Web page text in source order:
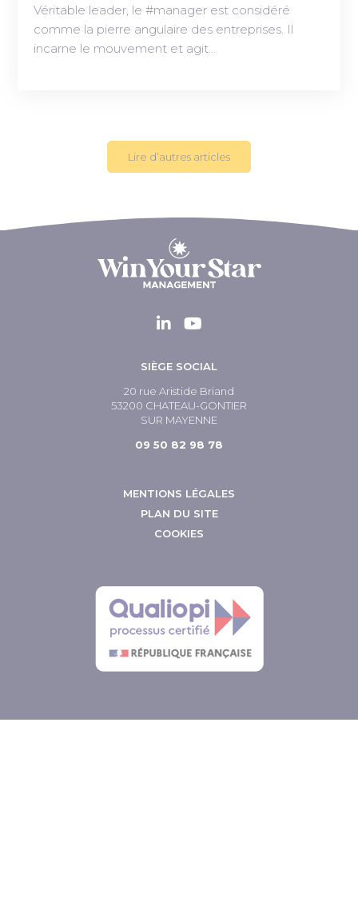
Véritable leader, le #manager est considéré
comme la pierre angulaire des entreprises. Il
incarne le mouvement et agit…
Lire d’autres articles
SIÈGE SOCIAL
20 rue Aristide Briand
53200 CHATEAU-GONTIER
SUR MAYENNE
09 50 82 98 78
MENTIONS LÉGALES
PLAN DU SITE
COOKIES